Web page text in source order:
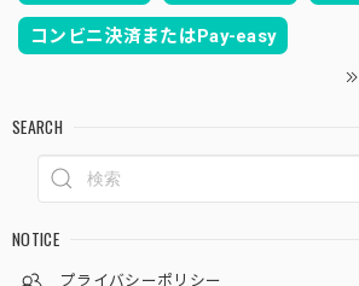
コンビニ決済またはPay-easy
SEARCH
NOTICE
プライバシーポリシー